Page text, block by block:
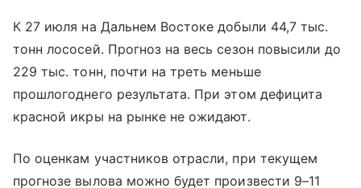
К 27 июля на Дальнем Востоке добыли 44,7 тыс.
тонн лососей. Прогноз на весь сезон повысили до
229 тыс. тонн, почти на треть меньше
прошлогоднего результата. При этом дефицита
красной икры на рынке не ожидают.
По оценкам участников отрасли, при текущем
прогнозе вылова можно будет произвести 9–11